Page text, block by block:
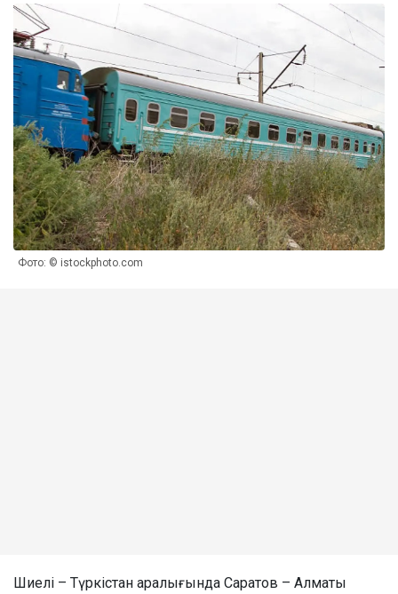
Фото: © istockphoto.com
Шиелі – Түркістан аралығында Саратов – Алматы